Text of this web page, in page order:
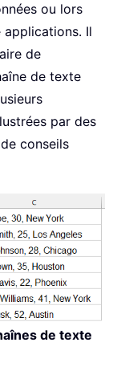
ou lors
applications. Il
de
de texte
par des
conseils
de texte